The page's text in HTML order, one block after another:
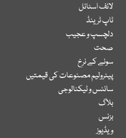
لائف اسٹائل
ٹاپ ٹرینڈ
دلچسپ و عجیب
صحت
سونے کے نرخ
پیٹرولیم مصنوعات کی قیمتیں
سائنس و ٹیکنالوجی
بلاگ
بزنس
ویڈیوز